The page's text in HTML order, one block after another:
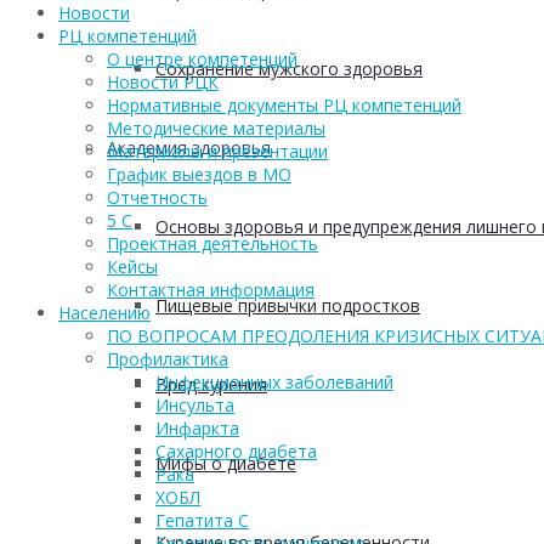
Сохранение мужского здоровья
Академия здоровья
Основы здоровья и предупреждения лишнего
Пищевые привычки подростков
Вред курения
Мифы о диабете
Новости
РЦ компетенций
О центре компетенций
Новости РЦК
Нормативные документы РЦ компетенций
Методические материалы
Материалы и презентации
График выездов в МО
Отчетность
5 С
Проектная деятельность
Кейсы
Контактная информация
Населению
ПО ВОПРОСАМ ПРЕОДОЛЕНИЯ КРИЗИСНЫХ
Профилактика
Инфекционных заболеваний
Инсульта
Инфаркта
Сахарного диабета
Рака
ХОБЛ
Гепатита С